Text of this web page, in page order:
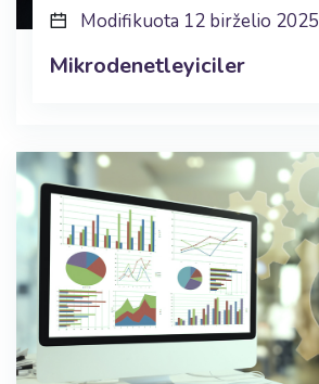
Modifikuota 12 birželio 2025
Mikrodenetleyiciler